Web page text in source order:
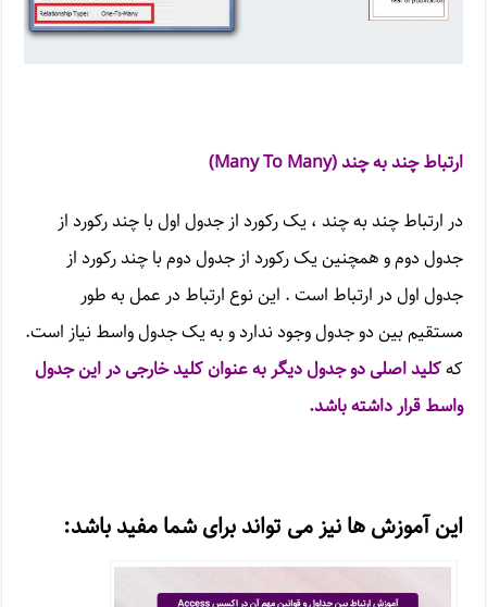
ارتباط چند به چند (Many To Many
)
در ارتباط چند به چند ، یک رکورد از جدول اول با چند رکورد از
جدول دوم و همچنین یک رکورد از جدول دوم با چند رکورد از
جدول اول در ارتباط است . این نوع ارتباط در عمل به طور
مستقیم بین دو جدول وجود ندارد و به یک جدول واسط نیاز است.
کهکلید اصلی دو جدول دیگر به عنوان کلید خارجی در این جدول
واسط قرار داشته باشد.
این آموزش ها نیز می تواند برای شما مفید باشد: